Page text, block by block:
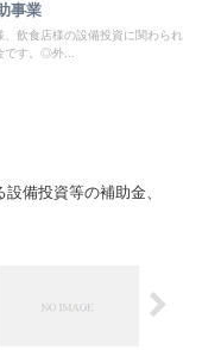
事業
飲食店様の設備投資に関わられ
です。◎外...
備投資等の補助金、